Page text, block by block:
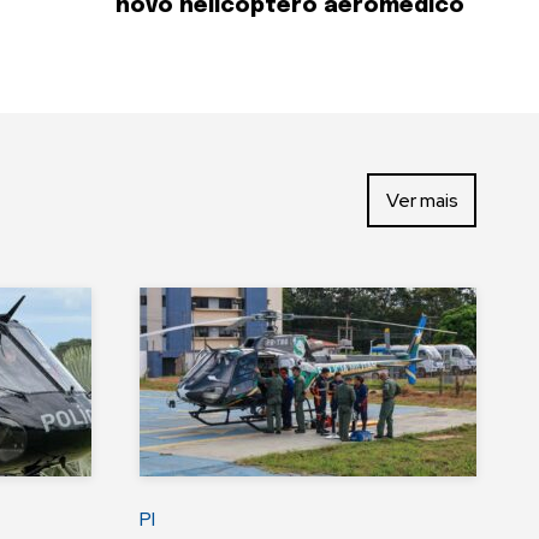
novo helicóptero aeromédico
Ver mais
PI